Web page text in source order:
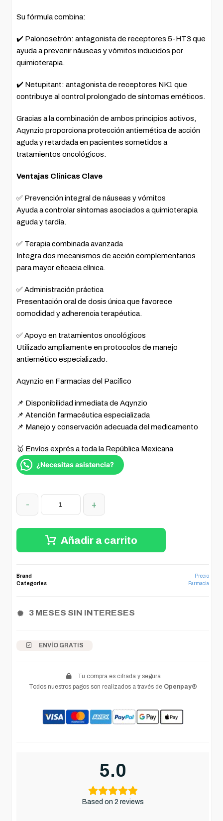
Su fórmula combina:
✔️ Palonosetrón: antagonista de receptores 5-HT3 que
ayuda a prevenir náuseas y vómitos inducidos por
quimioterapia.
✔️ Netupitant: antagonista de receptores NK1 que
contribuye al control prolongado de síntomas eméticos.
Gracias a la combinación de ambos principios activos,
Aqynzio proporciona protección antiemética de acción
aguda y retardada en pacientes sometidos a
tratamientos oncológicos.
Ventajas Clínicas Clave
✅ Prevención integral de náuseas y vómitos
Ayuda a controlar síntomas asociados a quimioterapia
aguda y tardía.
✅ Terapia combinada avanzada
Integra dos mecanismos de acción complementarios
para mayor eficacia clínica.
✅ Administración práctica
Presentación oral de dosis única que favorece
comodidad y adherencia terapéutica.
✅ Apoyo en tratamientos oncológicos
Utilizado ampliamente en protocolos de manejo
antiemético especializado.
Aqynzio en Farmacias del Pacífico
📌 Disponibilidad inmediata de Aqynzio
📌 Atención farmacéutica especializada
📌 Manejo y conservación adecuada del medicamento
🥇 Envíos exprés a toda la República Mexicana
¿Necesitas asistencia?
- +
Añadir a carrito
Brand
Precio
Categories
Farmacia
3 MESES SIN INTERESES
ENVÍO GRATIS
Tu compra es cifrada y segura
Todos nuestros pagos son realizados a través de Openpay®
5.0
Based on 2 reviews